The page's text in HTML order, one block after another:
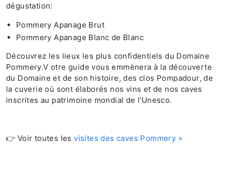
dégustation:
Pommery Apanage Brut
Pommery Apanage Blanc de Blanc
Découvrez les lieux les plus confidentiels du Domaine
Pommery.V otre guide vous emmènera à la découverte
du Domaine et de son histoire, des clos Pompadour, de
la cuverie où sont élaborés nos vins et de nos caves
inscrites au patrimoine mondial de l'Unesco.
👉 Voir toutes lesvisites des caves Pommery »